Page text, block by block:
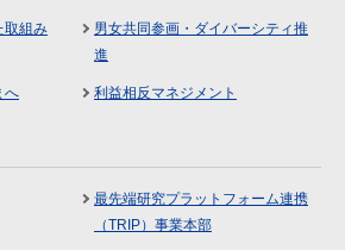
取組み
男女共同参画・ダイバーシティ推
進
へ 利益相反マネジメント
最先端研究プラットフォーム連携
（TRIP）事業本部